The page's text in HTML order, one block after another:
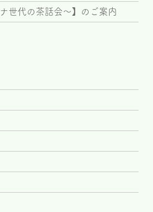
世代の茶話会～】のご案内